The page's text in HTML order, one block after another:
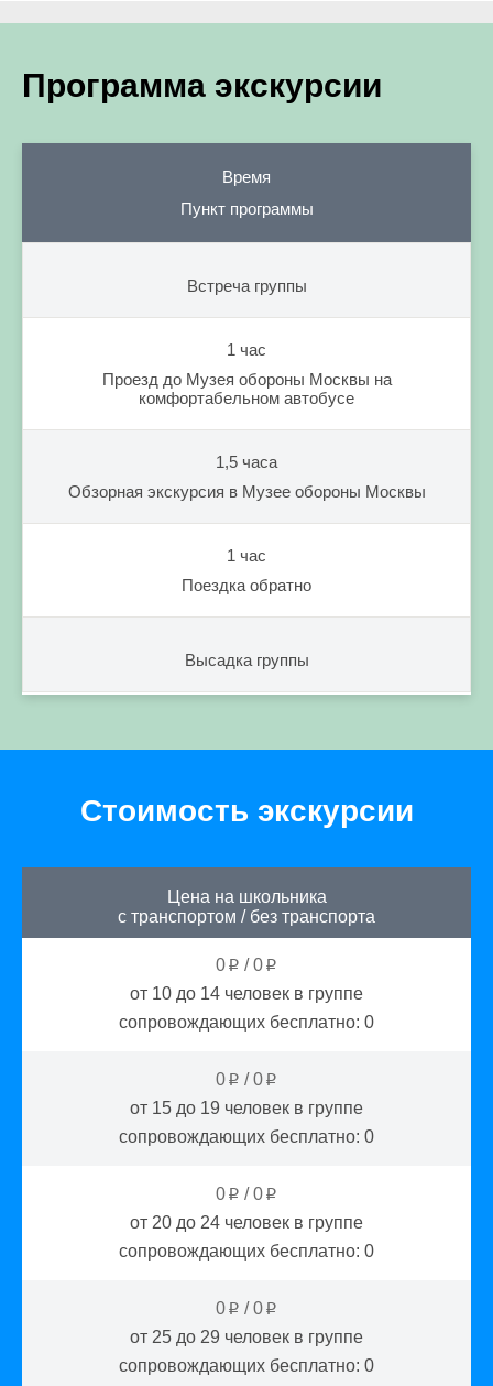
Программа экскурсии
Время
Пункт программы
Встреча группы
1 час
Проезд до Музея обороны Москвы на
комфортабельном автобусе
1,5 часа
Обзорная экскурсия в Музее обороны Москвы
1 час
Поездка обратно
Высадка группы
Стоимость экскурсии
Цена на школьника
с транспортом / без транспорта
0 p /0 p
от 10 до 14 человек в группе
сопровождающих бесплатно: 0
0 p /0 p
от 15 до 19 человек в группе
сопровождающих бесплатно: 0
0 p /0 p
от 20 до 24 человек в группе
сопровождающих бесплатно: 0
0 p /0 p
от 25 до 29 человек в группе
сопровождающих бесплатно: 0